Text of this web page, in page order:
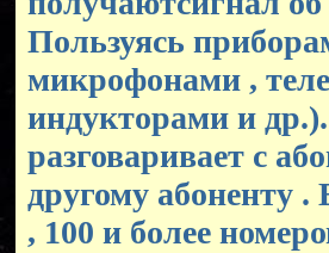
Пользуясь
микрофонами ,
индукторами и
разговаривает с
другому абоненту .
, 100 и более